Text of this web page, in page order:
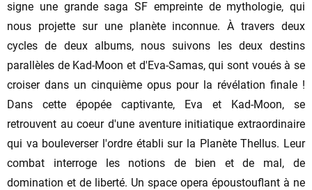
signe une grande saga SF empreinte de mythologie, qui
nous projette sur une planète inconnue. À travers deux
cycles de deux albums, nous suivons les deux destins
parallèles de Kad-Moon et d'Eva-Samas, qui sont voués à se
croiser dans un cinquième opus pour la révélation finale !
Dans cette épopée captivante, Eva et Kad-Moon, se
retrouvent au coeur d'une aventure initiatique extraordinaire
qui va bouleverser l'ordre établi sur la Planète Thellus. Leur
combat interroge les notions de bien et de mal, de
domination et de liberté. Un space opera époustouflant à ne